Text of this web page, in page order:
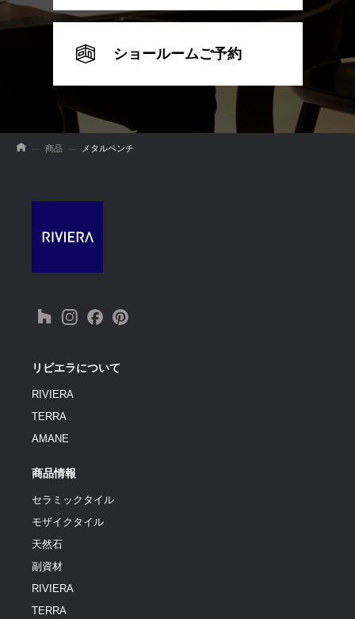
ショールームご予約
商品 メタルペンチ
リビエラについて
RIVIERA
TERRA
AMANE
商品情報
セラミックタイル
モザイクタイル
天然石
副資材
RIVIERA
TERRA